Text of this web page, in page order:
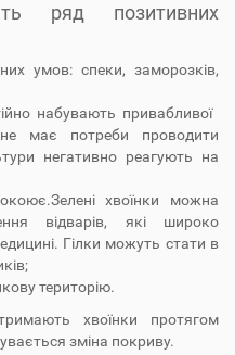
ряд позитивних
умов: спеки, заморозків,
набувають привабливої
має потреби проводити
негативно реагують на
хвоїнки можна
відварів, які широко
Гілки можуть стати в
територію.
хвоїнки протягом
зміна покриву.